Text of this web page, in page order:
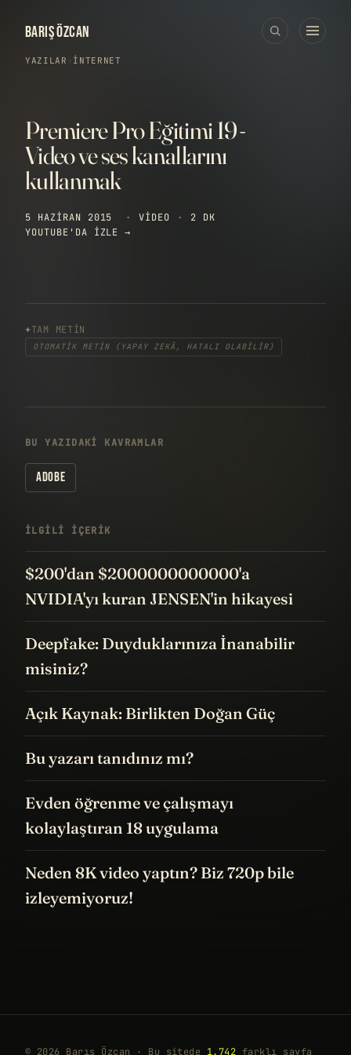
BARIŞ ÖZCAN
YAZILAR › İNTERNET
Premiere Pro Eğitimi 19 -
Video ve ses kanallarını
kullanmak
5 HAZIRAN 2015 · VIDEO ·
2 DK
YOUTUBE'DA IZLE →
TAM METIN
OTOMATIK METIN (YAPAY ZEKÂ, HATALI OLABILIR)
BU YAZIDAKI KAVRAMLAR
ADOBE
İLGILI IÇERIK
$200'dan $2000000000000'a
NVIDIA'yı kuran JENSEN'in hikayesi
Deepfake: Duyduklarınıza İnanabilir
misiniz?
Açık Kaynak: Birlikten Doğan Güç
Bu yazarı tanıdınız mı?
Evden öğrenme ve çalışmayı
kolaylaştıran 18 uygulama
Neden 8K video yaptın? Biz 720p bile
izleyemiyoruz!
© 2026 Barış Özcan · Bu sitede 1.742 farklı sayfa